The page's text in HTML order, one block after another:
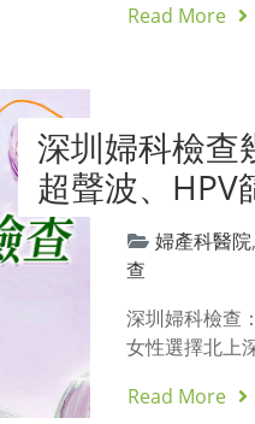
Read More
深圳婦科檢查
超聲波、HPV
婦產科醫院
查
深圳婦科檢查
女性選擇北
Read More